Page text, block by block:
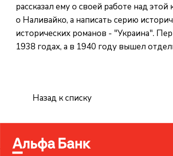
рассказал ему о своей работе над
о Наливайко, а написать серию
исторических романов - "Украина".
1938 годах, а в 1940 году вышел
Назад к списку